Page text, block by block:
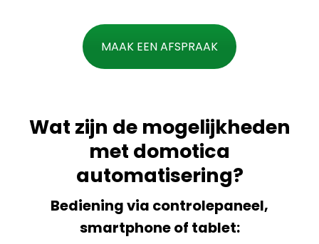
MAAK EEN AFSPRAAK
Wat zijn de mogelijkheden
met domotica
automatisering?
Bediening via controlepaneel,
smartphone of tablet: